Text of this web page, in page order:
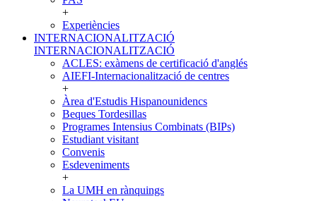
+
Experiències
INTERNACIONALITZACIÓ
INTERNACIONALITZACIÓ
ACLES: exàmens de certificació d'anglés
AIEFI-Internacionalització de centres
+
Àrea d'Estudis Hispanounidencs
Beques Tordesillas
Programes Intensius Combinats (BIPs)
Estudiant visitant
Convenis
Esdeveniments
+
La UMH en rànquings